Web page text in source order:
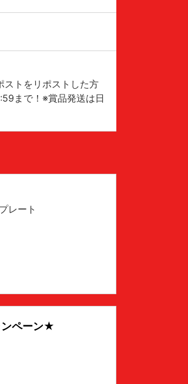
ストをリポストした方
まで！※賞品発送は日
レート
ペーン★